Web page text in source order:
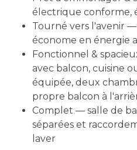
électrique conforme,
Tourné vers l'avenir
économe en énergie
Fonctionnel &
avec balcon, cuisine
équipée, deux
propre balcon à
Complet — salle de
séparées et
laver